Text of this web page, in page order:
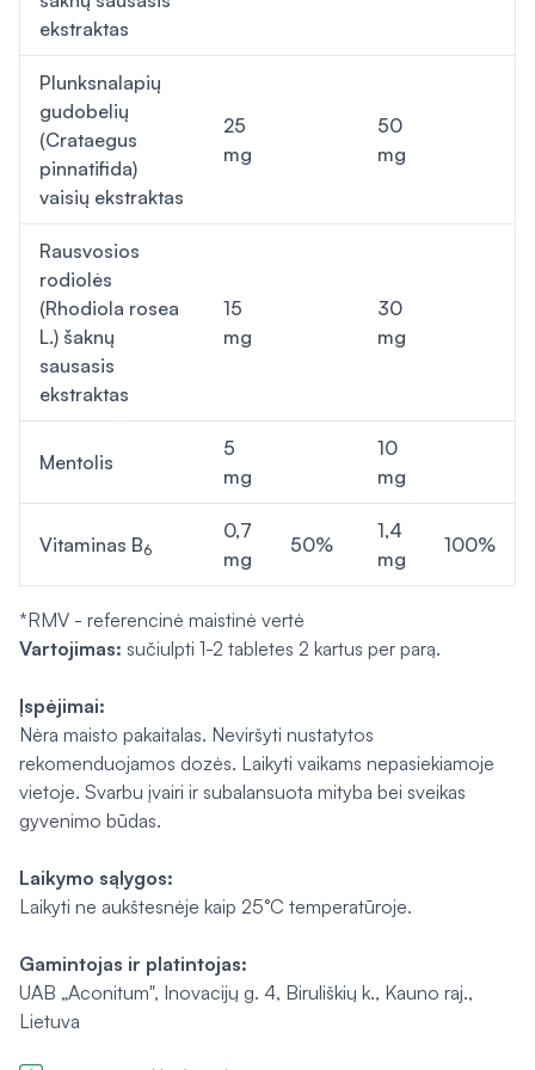
ekstraktas
Plunksnalapių
gudobelių
(Crataegus
pinnatifida)
vaisių ekstraktas
25
mg
50
mg
Rausvosios
rodiolės
(Rhodiola rosea
L.) šaknų
sausasis
ekstraktas
15
mg
30
mg
Mentolis
5
mg
10
mg
Vitaminas B6
0,7
mg
50%
1,4
mg
100%
*RMV - referencinė maistinė vertė
Vartojimas: sučiulpti 1-2 tabletes 2 kartus per parą.
Įspėjimai:
Nėra maisto pakaitalas. Neviršyti nustatytos
rekomenduojamos dozės. Laikyti vaikams nepasiekiamoje
vietoje. Svarbu įvairi ir subalansuota mityba bei sveikas
gyvenimo būdas.
Laikymo sąlygos:
Laikyti ne aukštesnėje kaip 25°C temperatūroje.
Gamintojas ir platintojas:
UAB „Aconitum", Inovacijų g. 4, Biruliškių k., Kauno raj.,
Lietuva